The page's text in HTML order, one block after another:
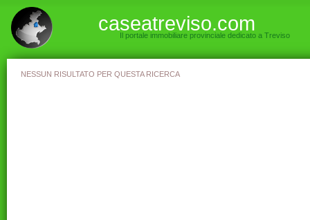
caseatreviso.com
Il portale immobiliare provinciale dedicato a Treviso
NESSUN RISULTATO PER QUESTA RICERCA